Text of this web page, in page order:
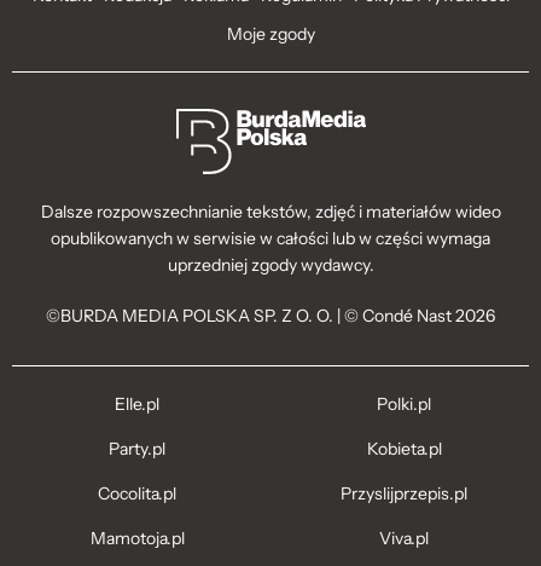
Moje zgody
Dalsze rozpowszechnianie tekstów, zdjęć i materiałów wideo
opublikowanych w serwisie w całości lub w części wymaga
uprzedniej zgody wydawcy.
©BURDA MEDIA POLSKA SP. Z O. O. | © Condé Nast 2026
Elle.pl
Party.pl
Cocolita.pl
Mamotoja.pl
Polki.pl
Kobieta.pl
Przyslijprzepis.pl
Viva.pl